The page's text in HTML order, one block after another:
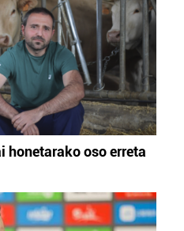
honetarako oso erreta